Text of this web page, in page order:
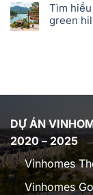
Tìm
green
DỰ ÁN
2020 – 2025
Vinhomes
Vinhomes